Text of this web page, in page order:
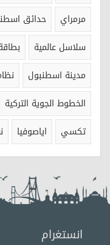
مرمراي
حدائق
سلاسل عالمية
مدينة اسطنبول
الخطوط الجوية التركية
تكسي
اياصوفيا
انستغرام